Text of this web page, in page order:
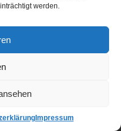
werden.
Impressum
äußerst
süchtig nach